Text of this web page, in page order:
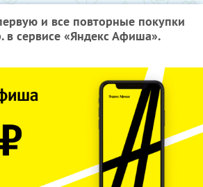
и все повторные покупки
в сервисе «Яндекс Афиша».